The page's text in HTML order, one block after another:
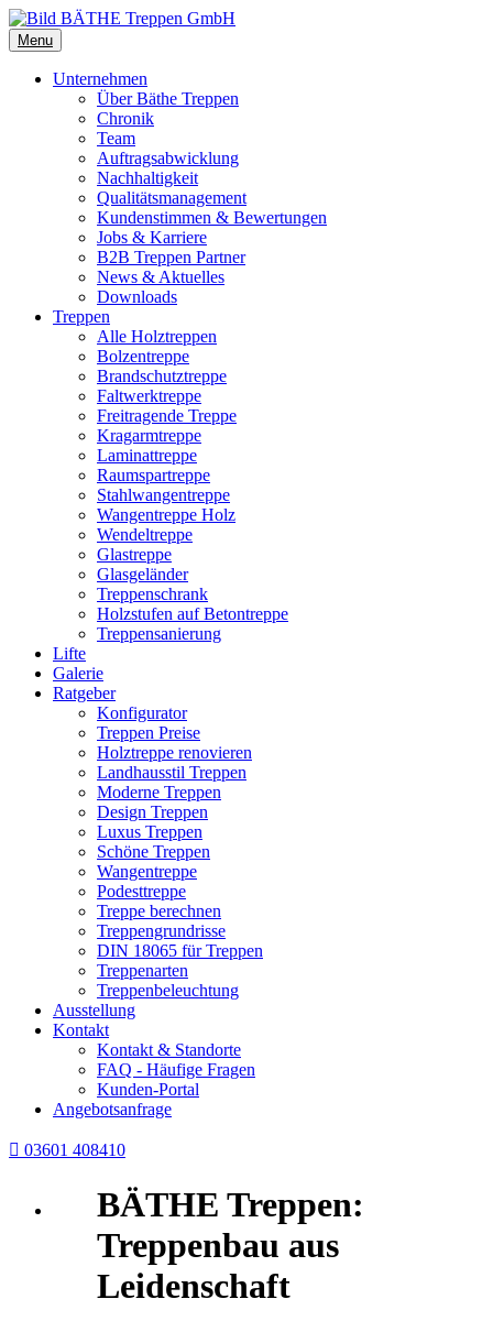
Menu
Unternehmen
Über Bäthe Treppen
Chronik
Team
Auftragsabwicklung
Nachhaltigkeit
Qualitätsmanagement
Kundenstimmen & Bewertungen
Jobs & Karriere
B2B Treppen Partner
News & Aktuelles
Downloads
Treppen
Alle Holztreppen
Bolzentreppe
Brandschutztreppe
Faltwerktreppe
Freitragende Treppe
Kragarmtreppe
Laminattreppe
Raumspartreppe
Stahlwangentreppe
Wangentreppe Holz
Wendeltreppe
Glastreppe
Glasgeländer
Treppenschrank
Holzstufen auf Betontreppe
Treppensanierung
Lifte
Galerie
Ratgeber
Konfigurator
Treppen Preise
Holztreppe renovieren
Landhausstil Treppen
Moderne Treppen
Design Treppen
Luxus Treppen
Schöne Treppen
Wangentreppe
Podesttreppe
Treppe berechnen
Treppengrundrisse
DIN 18065 für Treppen
Treppenarten
Treppenbeleuchtung
Ausstellung
Kontakt
Kontakt & Standorte
FAQ - Häufige Fragen
Kunden-Portal
Angebotsanfrage
 03601 408410
BÄTHE Treppen:
Treppenbau aus
Leidenschaft